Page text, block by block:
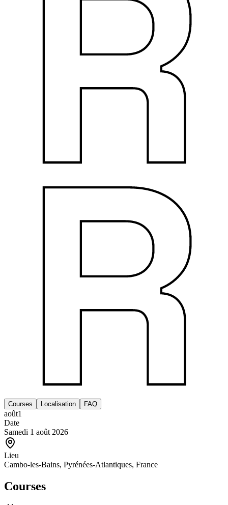
Courses Localisation FAQ
août1
Date
Samedi 1 août 2026
Lieu
Cambo-les-Bains, Pyrénées-Atlantiques, France
Courses